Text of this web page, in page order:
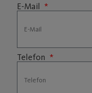
E-Mail
Telefon